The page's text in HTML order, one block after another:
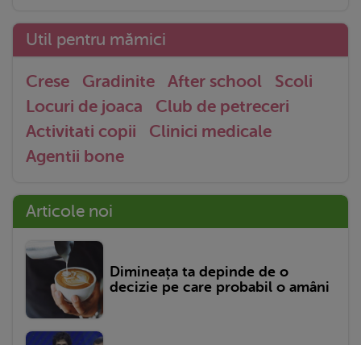
Util pentru mămici
Crese Gradinite After school
Scoli
Locuri de joaca
Club de petreceri
Activitati copii
Clinici medicale
Agentii bone
Articole noi
Dimineața ta depinde de o
decizie pe care probabil o amâni